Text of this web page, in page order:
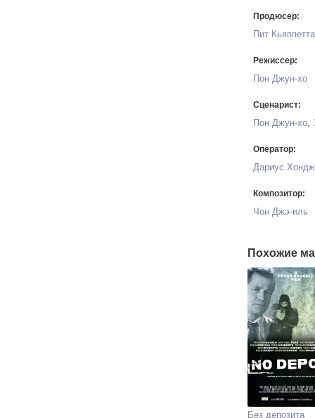
Продюсер:
Пит Кьяппетта
Режиссер:
Пон Джун-хо
Сценарист:
Пон Джун-хо,
Оператор:
Дариус
Композитор:
Чон Джэ-иль
Похожие
Без депозита